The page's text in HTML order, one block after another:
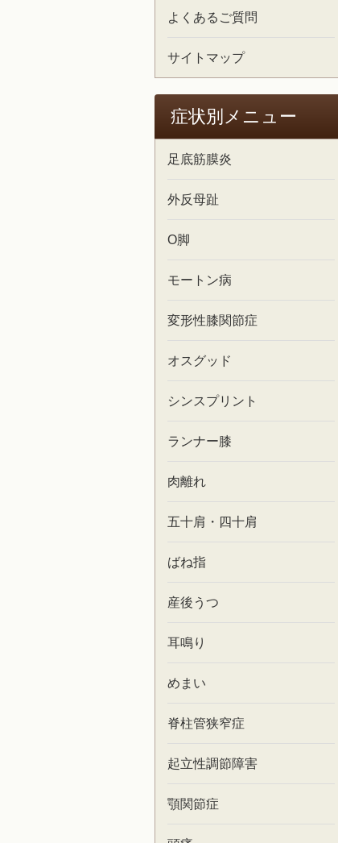
よくあるご質問
サイトマップ
症状別メニュー
足底筋膜炎
外反母趾
O脚
モートン病
変形性膝関節症
オスグッド
シンスプリント
ランナー膝
肉離れ
五十肩・四十肩
ばね指
産後うつ
耳鳴り
めまい
脊柱管狭窄症
起立性調節障害
顎関節症